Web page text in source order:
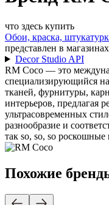
что здесь купить
Обои, краска,
представлен в магазинах
Decor Studio API
RM Coco — это
специализирующийся
тканей, фурнитуры,
интерьеров, предлагая
ультрасовременных
разнообразие и
так so, so, so роскошные
Похожие